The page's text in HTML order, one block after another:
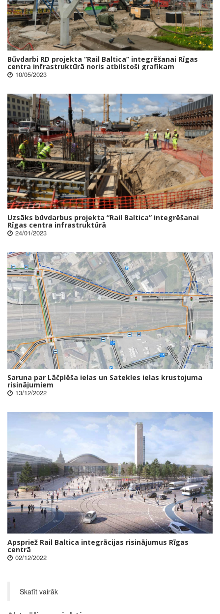
Būvdarbi RD projekta “Rail Baltica” integrēšanai Rīgas
centra infrastruktūrā noris atbilstoši grafikam
10/05/2023
Uzsāks būvdarbus projekta “Rail Baltica” integrēšanai
Rīgas centra infrastruktūrā
24/01/2023
Saruna par Lāčplēša ielas un Satekles ielas krustojuma
risinājumiem
13/12/2022
Apspriež Rail Baltica integrācijas risinājumus Rīgas
centrā
02/12/2022
Skatīt vairāk